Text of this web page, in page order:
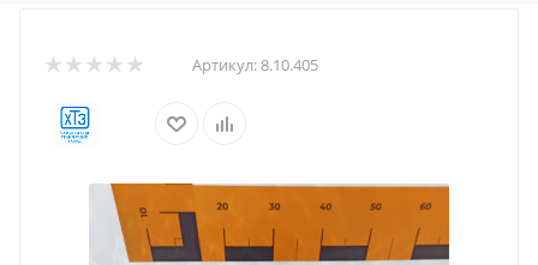
Артикул:8.10.405